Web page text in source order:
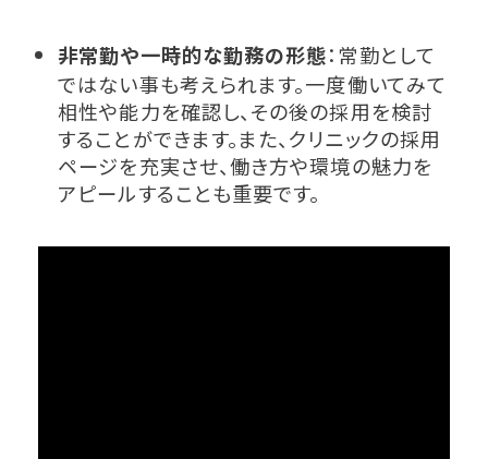
非常勤や一時的な勤務の形態：常勤として
ではない事も考えられます。一度働いてみて
相性や能力を確認し、その後の採用を検討
することができます。また、クリニックの採用
ページを充実させ、働き方や環境の魅力を
アピールすることも重要です。